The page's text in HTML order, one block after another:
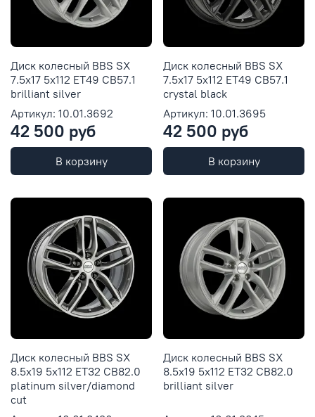
Диск колесный BBS SX
7.5x17 5x112 ET49 CB57.1
brilliant silver
Артикул: 10.01.3692
42 500 руб
В корзину
Диск колесный BBS SX
7.5x17 5x112 ET49 CB57.1
crystal black
Артикул: 10.01.3695
42 500 руб
В корзину
Диск колесный BBS SX
8.5x19 5x112 ET32 CB82.0
platinum silver/diamond
cut
Диск колесный BBS SX
8.5x19 5x112 ET32 CB82.0
brilliant silver